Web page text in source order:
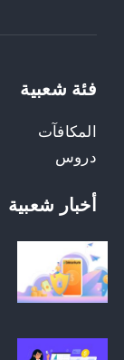
فئة شعبية
المكافآت
دروس
أخبار شعبية